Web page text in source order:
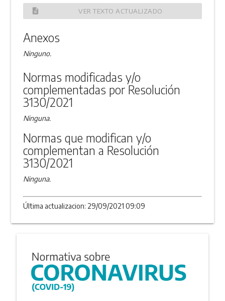
description VER TEXTO ACTUALIZADO
Anexos
Ninguno.
Normas modificadas y/o
complementadas por Resolución
3130/2021
Ninguna.
Normas que modifican y/o
complementan a Resolución
3130/2021
Ninguna.
Última actualizacion: 29/09/2021 09:09